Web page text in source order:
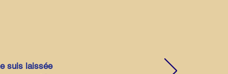
suis laissée